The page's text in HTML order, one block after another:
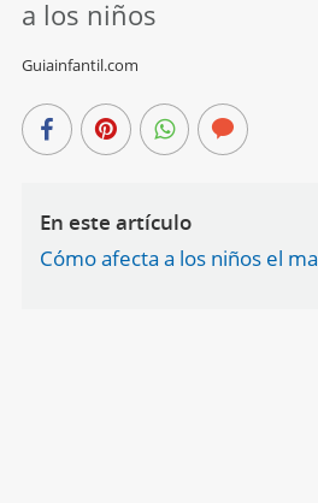
a los niños
Guiainfantil.com
En este artículo
Cómo afecta a los niños el